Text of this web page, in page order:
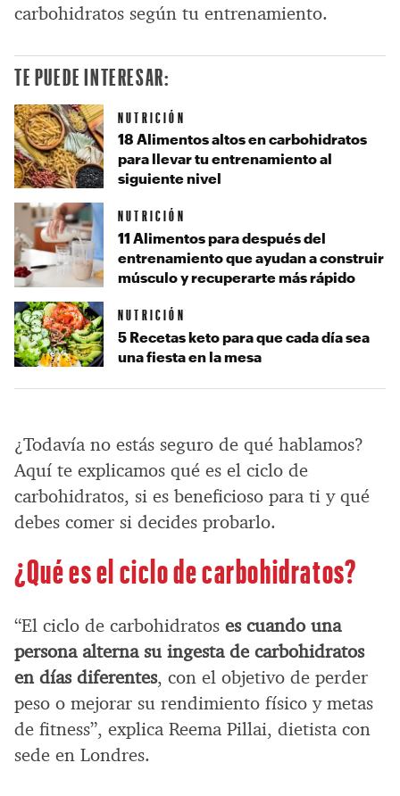
carbohidratos según tu entrenamiento.
¿Todavía no estás seguro de qué hablamos?
Aquí te explicamos qué es el ciclo de
carbohidratos, si es beneficioso para ti y qué
debes comer si decides probarlo.
¿Qué es el ciclo de carbohidratos?
“El ciclo de carbohidratos es cuando una
persona alterna su ingesta de carbohidratos
en días diferentes, con el objetivo de perder
peso o mejorar su rendimiento físico y metas
de fitness”, explica Reema Pillai, dietista con
sede en Londres.
TE PUEDE INTERESAR:
NUTRICIÓN
18 Alimentos altos en carbohidratos
para llevar tu entrenamiento al
siguiente nivel
NUTRICIÓN
11 Alimentos para después del
entrenamiento que ayudan a construir
músculo y recuperarte más rápido
NUTRICIÓN
5 Recetas keto para que cada día sea
una fiesta en la mesa